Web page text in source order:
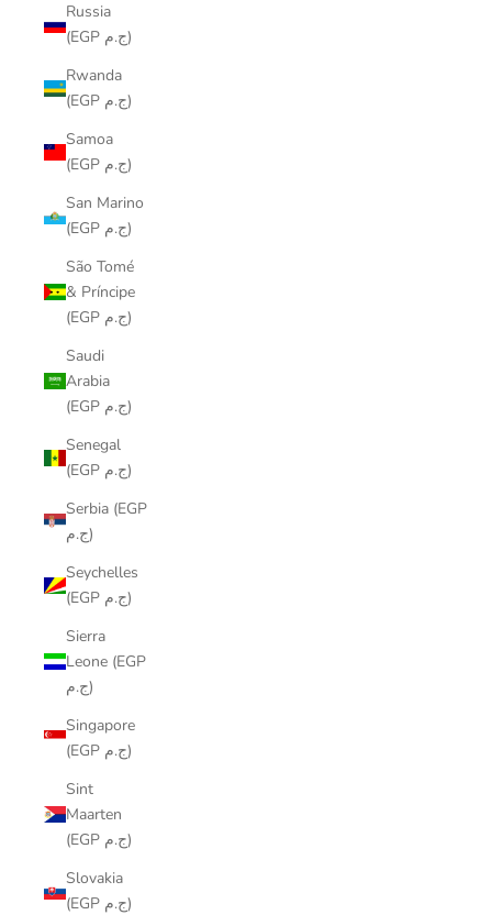
Russia
(EGP ج.م)
Rwanda
(EGP ج.م)
Samoa
(EGP ج.م)
San Marino
(EGP ج.م)
São Tomé
& Príncipe
(EGP ج.م)
Saudi
Arabia
(EGP ج.م)
Senegal
(EGP ج.م)
Serbia (EGP
ج.م)
Seychelles
(EGP ج.م)
Sierra
Leone (EGP
ج.م)
Singapore
(EGP ج.م)
Sint
Maarten
(EGP ج.م)
Slovakia
(EGP ج.م)